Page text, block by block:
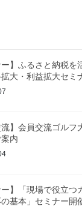
ー】ふるさと納税を
拡大・利益拡大セミ
流】会員交流ゴルフ
内
ー】「現場で役立つ
基本」セミナー開